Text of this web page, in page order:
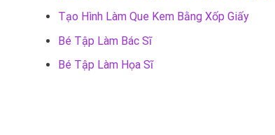
Tạo Hình Làm Que Kem Bằng Xốp Giấy
Bé Tập Làm Bác Sĩ
Bé Tập Làm Họa Sĩ